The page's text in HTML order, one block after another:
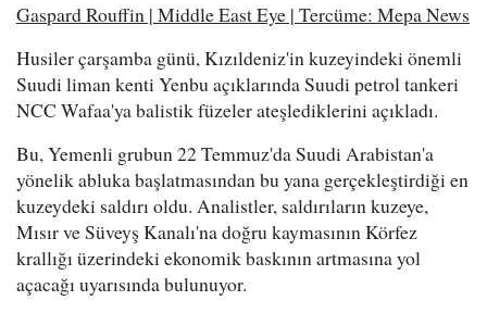
Gaspard Rouffin | Middle East Eye | Tercüme: Mepa News
Husiler çarşamba günü, Kızıldeniz'in kuzeyindeki önemli
Suudi liman kenti Yenbu açıklarında Suudi petrol tankeri
NCC Wafaa'ya balistik füzeler ateşlediklerini açıkladı.
Bu, Yemenli grubun 22 Temmuz'da Suudi Arabistan'a
yönelik abluka başlatmasından bu yana gerçekleştirdiği en
kuzeydeki saldırı oldu. Analistler, saldırıların kuzeye,
Mısır ve Süveyş Kanalı'na doğru kaymasının Körfez
krallığı üzerindeki ekonomik baskının artmasına yol
açacağı uyarısında bulunuyor.